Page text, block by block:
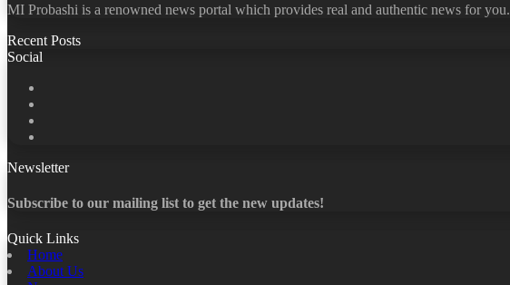
MI Probashi is a renowned news portal which provides real and authentic news for you.
Recent Posts
Social
Newsletter
Subscribe to our mailing list to get the new updates!
Quick Links
Home
About Us